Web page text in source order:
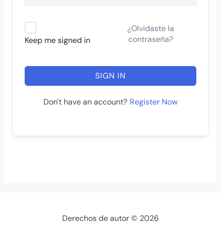
Keep me signed in
¿Olvidaste la
contraseña?
SIGN IN
Don't have an account? Register Now
Derechos de autor © 2026